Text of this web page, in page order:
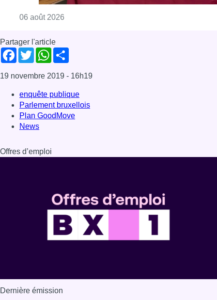
06 août 2026
Partager l'article
Facebook
TwitterWhatsApp
19 novembre 2019 - 16h19
enquête publique
Parlement bruxellois
Plan GoodMove
News
Offres d’emploi
Dernière émission